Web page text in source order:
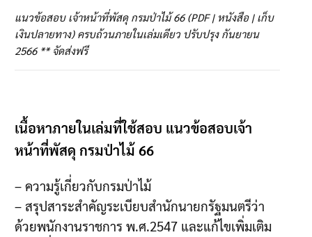
แนวข้อสอบ เจ้าหน้าที่พัสดุ กรมป่าไม้ 66 (PDF | หนังสือ | เก็บ
เงินปลายทาง) ครบถ้วนภายในเล่มเดียว ปรับปรุง กันยายน
2566 ** จัดส่งฟรี
เนื้อหาภายในเล่มที่ใช้สอบ แนวข้อสอบเจ้า
หน้าที่พัสดุ กรมป่าไม้ 66
– ความรู้เกี่ยวกับกรมป่าไม้
– สรุปสาระสำคัญระเบียบสำนักนายกรัฐมนตรีว่า
ด้วยพนักงานราชการ พ.ศ.2547 และแก้ไขเพิ่มเติม